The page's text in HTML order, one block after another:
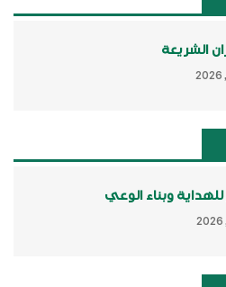
الشريعة
للهداية وبناء الوعي